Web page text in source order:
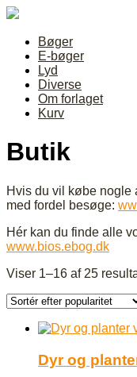
Bøger
E-bøger
Lyd
Diverse
Om forlaget
Kurv
Butik
Hvis du vil købe nogle
med fordel besøge:
Hér kan du finde alle
www.bios.ebog.dk
Viser 1–16 af 25
Dyr og